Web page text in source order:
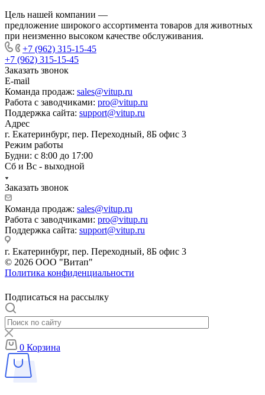
Цель нашей компании —
предложение широкого ассортимента товаров для животных
при неизменно высоком качестве обслуживания.
+7 (962) 315-15-45
+7 (962) 315-15-45
Заказать звонок
E-mail
Команда продаж: sales@vitup.ru
Работа с заводчиками: pro@vitup.ru
Поддержка сайта: support@vitup.ru
Адрес
г. Екатеринбург, пер. Переходный, 8Б офис 3
Режим работы
Будни: с 8:00 до 17:00
Сб и Вс - выходной
Заказать звонок
Команда продаж: sales@vitup.ru
Работа с заводчиками: pro@vitup.ru
Поддержка сайта: support@vitup.ru
г. Екатеринбург, пер. Переходный, 8Б офис 3
© 2026 ООО "Витап"
Политика конфиденциальности
Подписаться на рассылку
0 Корзина